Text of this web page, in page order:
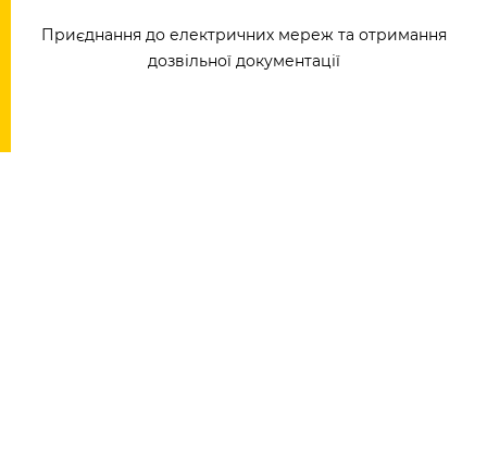
Приєднання до електричних мереж та отримання
дозвільної документації